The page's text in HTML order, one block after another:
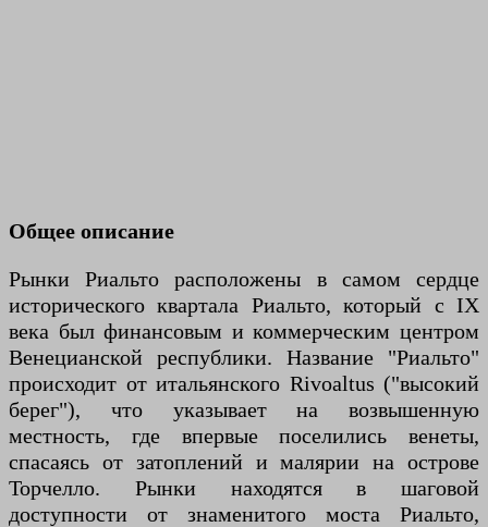
Общее описание
Рынки Риальто расположены в самом сердце
исторического квартала Риальто, который с IX
века был финансовым и коммерческим центром
Венецианской республики. Название "Риальто"
происходит от итальянского Rivoaltus ("высокий
берег"), что указывает на возвышенную
местность, где впервые поселились венеты,
спасаясь от затоплений и малярии на острове
Торчелло. Рынки находятся в шаговой
доступности от знаменитого моста Риальто,